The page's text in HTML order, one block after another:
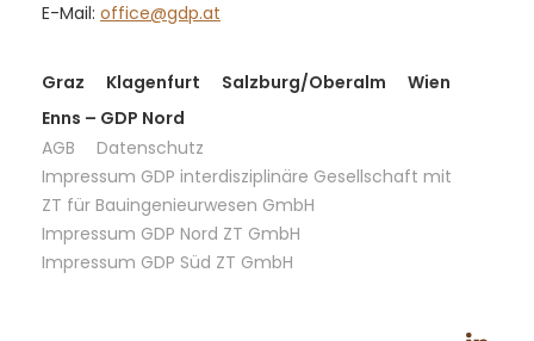
E-Mail: office@gdp.at
Graz Klagenfurt Salzburg/Oberalm
Wien
Enns – GDP Nord
AGB
Datenschutz
Impressum GDP interdisziplinäre Gesellschaft mit
ZT für Bauingenieurwesen GmbH
Impressum GDP Nord ZT GmbH
Impressum GDP Süd ZT GmbH